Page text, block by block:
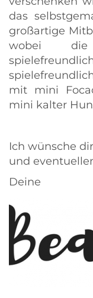
das
großartige
wobei die
mit mini
mini kalter
Ich wünsche
und
Deine